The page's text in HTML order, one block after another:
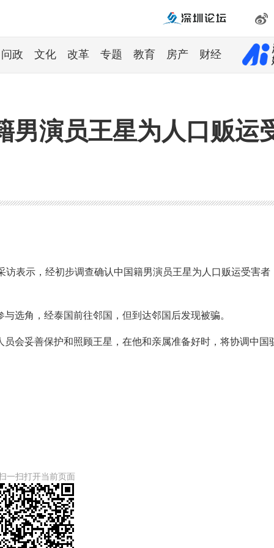
问政 文化 改革 专题 教育 房产 财经
男演员王星为人口贩运
表示，经初步调查确认中国籍男演员王星为人口贩运受害者
选角，经泰国前往邻国，但到达邻国后发现被骗。
会妥善保护和照顾王星，在他和亲属准备好时，将协调中国
一扫打开当前页面